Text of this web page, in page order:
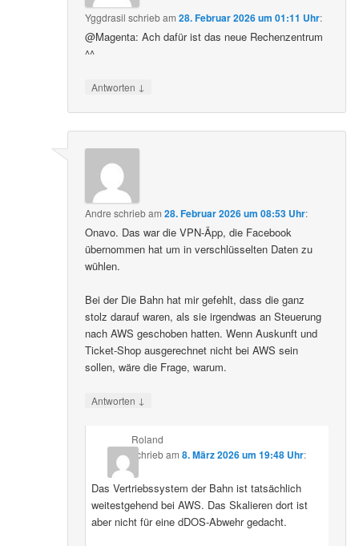
Yggdrasil schriebam28. Februar 2026 um 01:11 Uhr:
@Magenta: Ach dafür ist das neue Rechenzentrum
^^
Antworten ↓
Andre schriebam28. Februar 2026 um 08:53 Uhr:
Onavo. Das war die VPN-Äpp, die Facebook
übernommen hat um in verschlüsselten Daten zu
wühlen.
Bei der Die Bahn hat mir gefehlt, dass die ganz
stolz darauf waren, als sie irgendwas an Steuerung
nach AWS geschoben hatten. Wenn Auskunft und
Ticket-Shop ausgerechnet nicht bei AWS sein
sollen, wäre die Frage, warum.
Antworten ↓
Roland
schriebam 8. März 2026 um 19:48 Uhr:
Das Vertriebssystem der Bahn ist tatsächlich
weitestgehend bei AWS. Das Skalieren dort ist
aber nicht für eine dDOS-Abwehr gedacht.